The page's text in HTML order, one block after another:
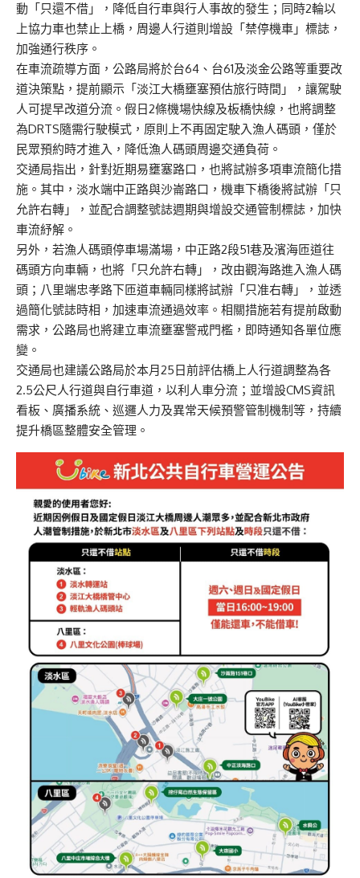
動「只還不借」，降低自行車與行人事故的發生；同時2輪以
上協力車也禁止上橋，周邊人行道則增設「禁停機車」標誌，
加強通行秩序。
在車流疏導方面，公路局將於台64、台61及淡金公路等重要改
道決策點，提前顯示「淡江大橋壅塞預估旅行時間」，讓駕駛
人可提早改道分流。假日2條機場快線及板橋快線，也將調整
為DRTS隨需行駛模式，原則上不再固定駛入漁人碼頭，僅於
民眾預約時才進入，降低漁人碼頭周邊交通負荷。
交通局指出，針對近期易壅塞路口，也將試辦多項車流簡化措
施。其中，淡水端中正路與沙崙路口，機車下橋後將試辦「只
允許右轉」，並配合調整號誌週期與增設交通管制標誌，加快
車流紓解。
另外，若漁人碼頭停車場滿場，中正路2段51巷及濱海匝道往
碼頭方向車輛，也將「只允許右轉」，改由觀海路進入漁人碼
頭；八里端忠孝路下匝道車輛同樣將試辦「只准右轉」，並透
過簡化號誌時相，加速車流通過效率。相關措施若有提前啟動
需求，公路局也將建立車流壅塞警戒門檻，即時通知各單位應
變。
交通局也建議公路局於本月25日前評估橋上人行道調整為各
2.5公尺人行道與自行車道，以利人車分流；並增設CMS資訊
看板、廣播系統、巡邏人力及異常天候預警管制機制等，持續
提升橋區整體安全管理。